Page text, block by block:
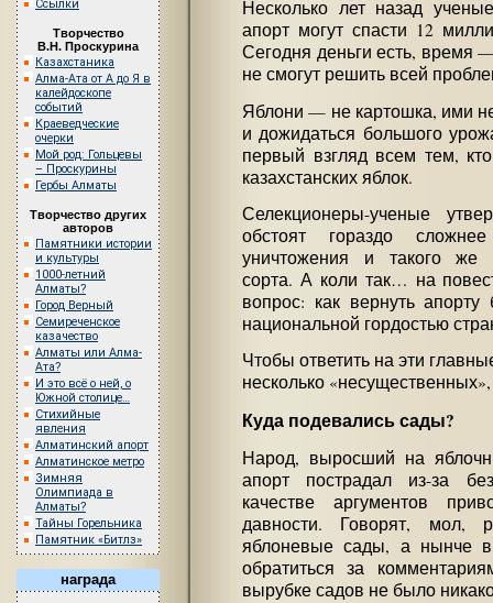
Ссылки
Творчество
В.Н. Проскурина
Казахстаника
Алма-Ата от А до Я в
калейдоскопе
событий
Краеведческие
очерки
Мой род: Гольцевы
– Проскурины
Гербы Алматы
Творчество других
авторов
Памятники истории
и культуры
1000-летний
Алматы?
Город Верный
Семиреченское
казачество
Алматы или Алма-
Ата?
И это всё о ней, о
Южной столице…
Стихийные
явления
Алматинский апорт
Алматинское метро
Зимняя
Олимпиада в
Алматы?
Тайны Горельника
Памятник «Битлз»
награда
Несколько лет назад
апорт могут спасти 12
Сегодня деньги есть, время
не смогут решить всей
Яблони — не картошка, ими
и дожидаться большого
первый взгляд всем тем,
казахстанских яблок.
Селекционеры-ученые
обстоят гораздо
уничтожения и такого же
сорта. А коли так… на
вопрос: как вернуть
национальной гордостью
Чтобы ответить на эти
несколько
Куда подевались сады?
Народ, выросший на
апорт пострадал из-за
качестве аргументов
давности. Говорят, мол,
яблоневые сады, а нынче
обратиться за
вырубке садов не было